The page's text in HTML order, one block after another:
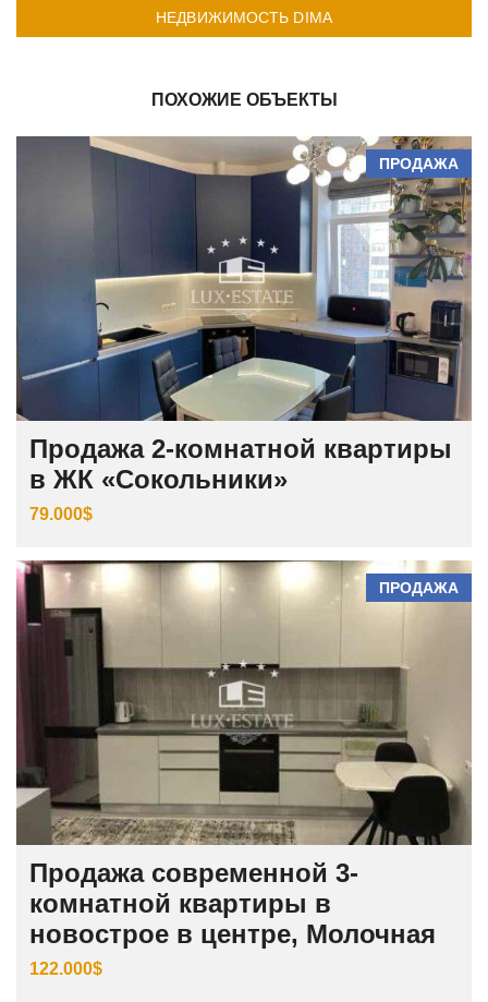
НЕДВИЖИМОСТЬ DIMA
ПОХОЖИЕ ОБЪЕКТЫ
ПРОДАЖА
Продажа 2-комнатной квартиры
в ЖК «Сокольники»
79.000$
ПРОДАЖА
Продажа современной 3-
комнатной квартиры в
новострое в центре, Молочная
122.000$